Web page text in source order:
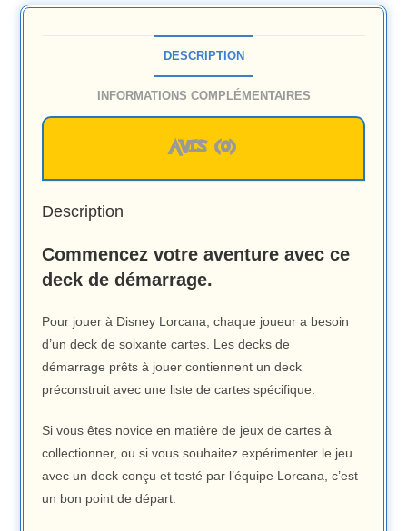
DESCRIPTION
INFORMATIONS COMPLÉMENTAIRES
AVIS (0)
Description
Commencez votre aventure avec ce
deck de démarrage.
Pour jouer à Disney Lorcana, chaque joueur a besoin
d’un deck de soixante cartes. Les decks de
démarrage prêts à jouer contiennent un deck
préconstruit avec une liste de cartes spécifique.
Si vous êtes novice en matière de jeux de cartes à
collectionner, ou si vous souhaitez expérimenter le jeu
avec un deck conçu et testé par l’équipe Lorcana, c’est
un bon point de départ.